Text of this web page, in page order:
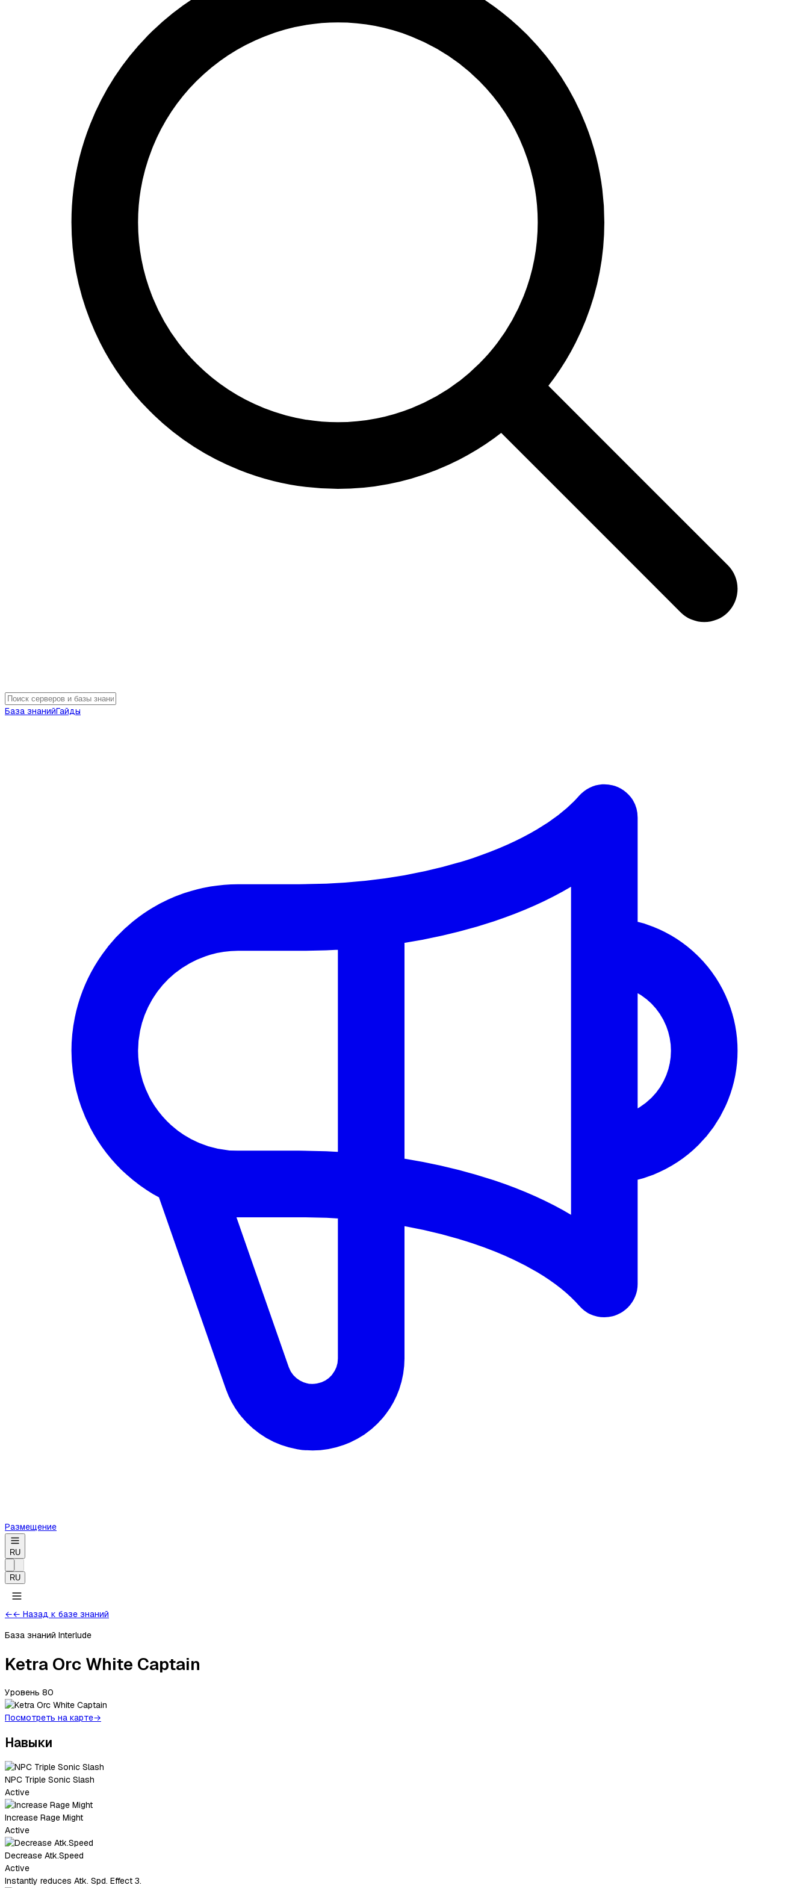
База знанийГайды
Размещение
RU
RU
←← Назад к базе знаний
База знаний Interlude
Ketra Orc White Captain
Уровень 80
Посмотреть на карте→
Навыки
NPC Triple Sonic Slash
Active
Increase Rage Might
Active
Decrease Atk.Speed
Active
Instantly reduces Atk. Spd. Effect 3.